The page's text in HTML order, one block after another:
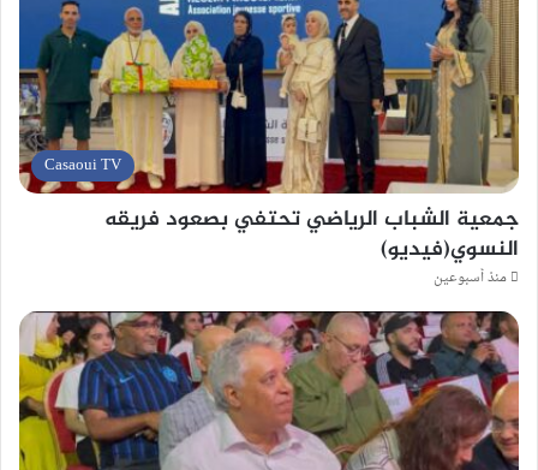
Casaoui TV
جمعية الشباب الرياضي تحتفي بصعود فريقه
النسوي(فيديو)
منذ أسبوعين